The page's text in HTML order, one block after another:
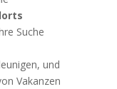
Suche
und
Vakanzen